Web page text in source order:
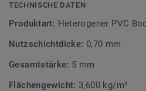
TECHNISCHE DATEN
Produktart: Heterogener PVC
Nutzschichtdicke: 0,70 mm
Gesamtstärke: 5 mm
Flächengewicht: 3,600 kg/m²